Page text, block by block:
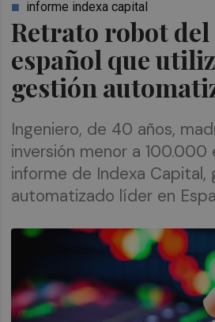
Retrato robot
español que
gestión
informe indexa capital
Ingeniero, de 40 años,
inversión menor a 100.000
informe de Indexa Capital,
automatizado líder en